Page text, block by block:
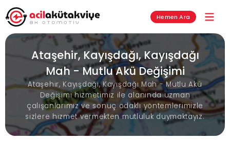
Hemen Ara
Ataşehir, Kayışdağı, Kayışdağı
Mah - Mutlu Akü Değişimi
Ataşehir, Kayışdağı, Kayışdağı Mah - Mutlu Akü
Değişimi hizmetimiz ile alanında uzman
çalışanlarımız ve sonuç odaklı yöntemlerimizle
sizlere hizmet vermekten mutluluk duymaktayız.